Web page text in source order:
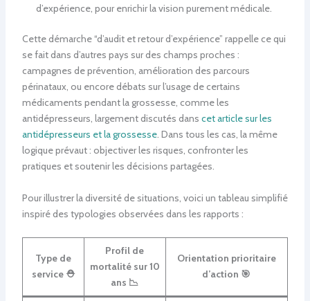
d’expérience, pour enrichir la vision purement médicale.
Cette démarche “d’audit et retour d’expérience” rappelle ce qui
se fait dans d’autres pays sur des champs proches :
campagnes de prévention, amélioration des parcours
périnataux, ou encore débats sur l’usage de certains
médicaments pendant la grossesse, comme les
antidépresseurs, largement discutés dans cet article sur les
antidépresseurs et la grossesse. Dans tous les cas, la même
logique prévaut : objectiver les risques, confronter les
pratiques et soutenir les décisions partagées.
Pour illustrer la diversité de situations, voici un tableau simplifié
inspiré des typologies observées dans les rapports :
Type de
service ⛑️
Profil de
mortalité sur 10
ans 📉
Orientation prioritaire
d’action 🎯